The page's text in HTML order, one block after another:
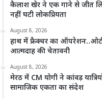
कैलाश खेर ने एक गाने से जीत
नहीं घटी लोकप्रियता
August 8, 2026
हाथ में फ्रैक्चर का ऑपरेशन..ओटी
आत्मदाह की चेतावनी
August 8, 2026
मेरठ में CM योगी ने कांवड़
सामाजिक एकता का संदेश